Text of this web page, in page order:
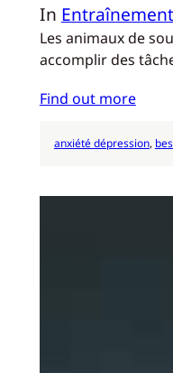
In
Les animaux de
accomplir des
Find out more
anxiété dépression,